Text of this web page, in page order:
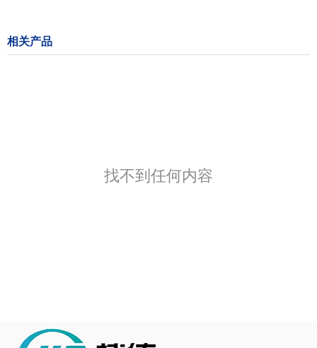
相关产品
找不到任何内容